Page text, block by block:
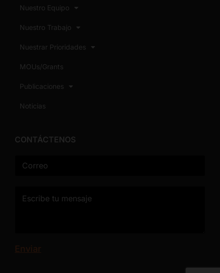
Nuestro Equipo
Nuestro Trabajo
Nuestrar Prioridades
MOUs/Grants
Publicaciones
Noticias
CONTÁCTENOS
Enviar